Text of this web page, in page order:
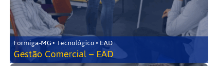
Formiga-MG • Tecnológico • EAD
Gestão Comercial – EAD